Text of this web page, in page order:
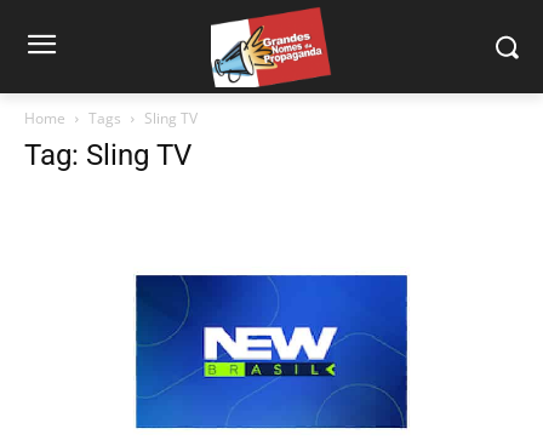
Home Tags Sling TV
Tag: Sling TV